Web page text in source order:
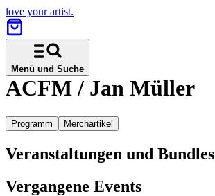
love your artist.
Menü und Suche
ACFM / Jan Müller
Programm Merchartikel
Veranstaltungen und Bundles
Vergangene Events